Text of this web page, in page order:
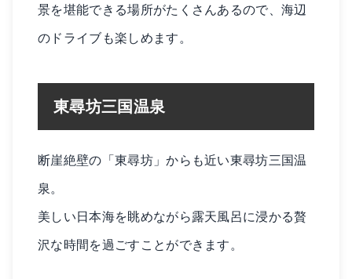
景を堪能できる場所がたくさんあるので、海辺
のドライブも楽しめます。
東尋坊三国温泉
断崖絶壁の「東尋坊」からも近い東尋坊三国温
泉。
美しい日本海を眺めながら露天風呂に浸かる贅
沢な時間を過ごすことができます。